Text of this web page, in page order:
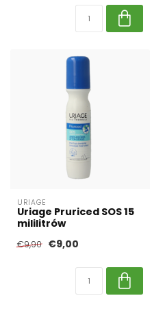
URIAGE
Uriage Pruriced SOS 15
mililitrów
€9,90 €9,00